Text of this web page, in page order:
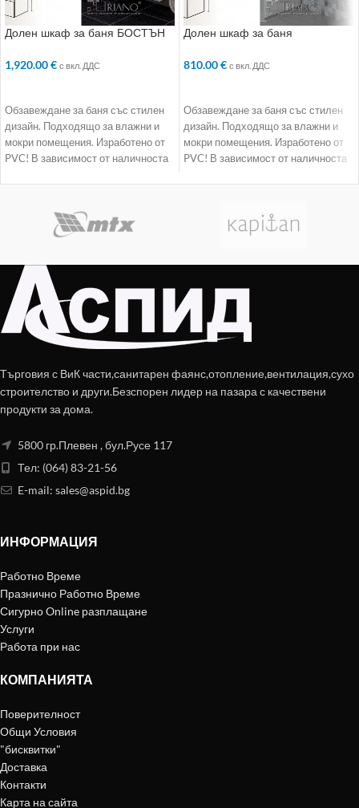
Долен шкаф за баня БОСТЪН
1,920.00€ с вкл. ДДС
Обзавеждане за баня със стилен
дизайн. Подходящо за влажни и
мокри помещения. Изработено от
PVC! В зависимост от наличноста
Долен шкаф за баня
810.00€ с вкл. ДДС
Обзавеждане за баня със стилен
дизайн. Подходящо за влажни и
мокри помещения. Изработено от
PVC! В зависимост от наличноста
Търговия с ВиК части,санитарен фаянс,отопление,вентилация,сухо
строителство и други.Безспорен лидер на пазара с качествени
продукти за дома.
5800 гр.Плевен , бул.Русе 117
Тел: (064) 83-21-56
E-mail: sales@aspid.bg
ИНФОРМАЦИЯ
Работно Време
Празнично Работно Време
Сигурно Online разплащане
Услуги
Работа при нас
КОМПАНИЯТА
Поверителност
Общи Условия
"бисквитки"
Доставка
Контакти
Карта на сайта